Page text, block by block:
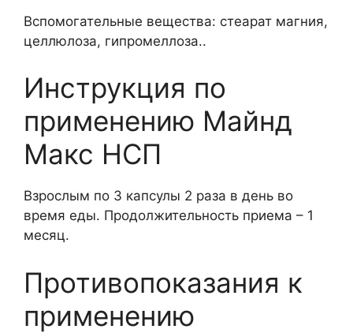
Вспомогательные вещества: стеарат магния,
целлюлоза, гипромеллоза..
Инструкция по
применению Майнд
Макс НСП
Взрослым по 3 капсулы 2 раза в день во
время еды. Продолжительность приема – 1
месяц.
Противопоказания к
применению